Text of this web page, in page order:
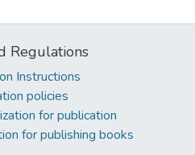
Regulations
Instructions
policies
for publication
for publishing books